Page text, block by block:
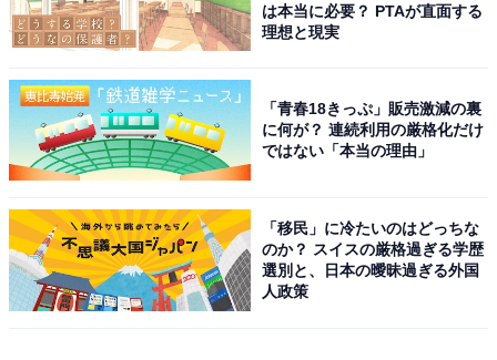
初となるサステナブルをテーマとしたエリアも
は本当に必要？ PTAが直面する
理想と現実
「青春18きっぷ」販売激減の裏
に何が？ 連続利用の厳格化だけ
ではない「本当の理由」
「移民」に冷たいのはどっちな
のか？ スイスの厳格過ぎる学歴
選別と、日本の曖昧過ぎる外国
人政策